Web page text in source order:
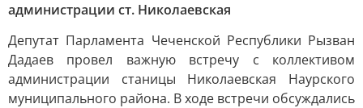
администрации ст. Николаевская
Депутат Парламента Чеченской Республики Рызван
Дадаев провел важную встречу с коллективом
администрации станицы Николаевская Наурского
муниципального района. В ходе встречи обсуждались